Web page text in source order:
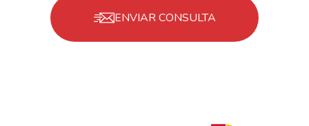
ENVIAR CONSULTA